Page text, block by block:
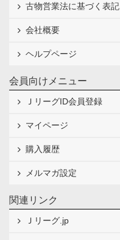
古物営業法に基づく表記
会社概要
ヘルプページ
会員向けメニュー
ＪリーグID会員登録
マイページ
購入履歴
メルマガ設定
関連リンク
Ｊリーグ.jp